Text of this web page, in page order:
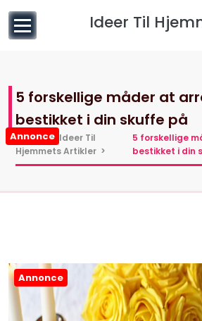
indhold
Ideer Til
Annonce
5 forskellige måder at
bestikket i din skuffe på
Hjem> Ideer Til
Hjemmets Artikler >
5 forskellige
bestikket i din
Annonce